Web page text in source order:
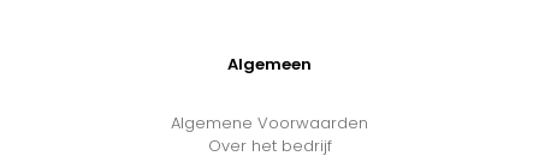
Algemeen
Algemene Voorwaarden
Over het bedrijf